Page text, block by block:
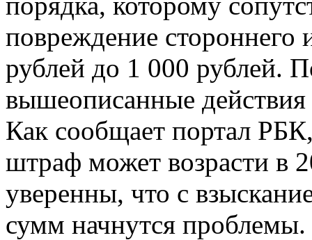
повреждение стороннего
рублей до 1 000 рублей.
вышеописанные действия
Как сообщает портал
штраф может возрасти в
уверенны, что с
сумм начнутся проблемы.